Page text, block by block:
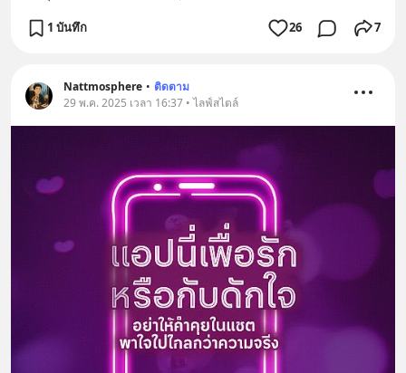
1 บันทึก 26 7
Nattmosphere • ติดตาม
29 พ.ค. 2025 เวลา 16:37 • ไลฟ์สไตล์